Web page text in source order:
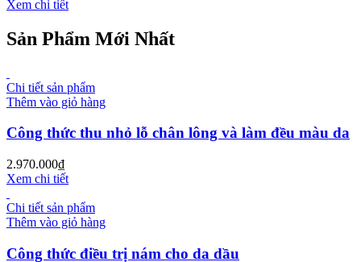
Xem chi tiết
Sản Phẩm Mới Nhất
Chi tiết sản phẩm
Thêm vào giỏ hàng
Công thức thu nhỏ lỗ chân lông và làm đều màu da
2.970.000₫
Xem chi tiết
Chi tiết sản phẩm
Thêm vào giỏ hàng
Công thức điều trị nám cho da dầu